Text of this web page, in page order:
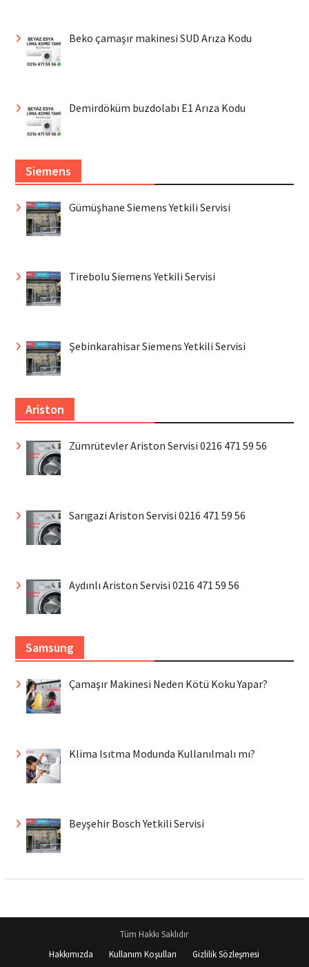
Beko çamaşır makinesi SUD Arıza Kodu
Demirdöküm buzdolabı E1 Arıza Kodu
Siemens
Gümüşhane Siemens Yetkili Servisi
Tirebolu Siemens Yetkili Servisi
Şebinkarahisar Siemens Yetkili Servisi
Ariston
Zümrütevler Ariston Servisi 0216 471 59 56
Sarıgazi Ariston Servisi 0216 471 59 56
Aydınlı Ariston Servisi 0216 471 59 56
Samsung
Çamaşır Makinesi Neden Kötü Koku Yapar?
Klima Isıtma Modunda Kullanılmalı mı?
Beyşehir Bosch Yetkili Servisi
Tüm Hakkı Saklıdır
Hakkımızda
Kullanım Koşulları Gizlilik Sözleşmesi